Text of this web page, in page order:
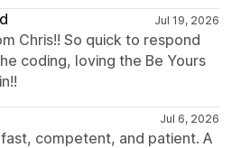
Jul 19, 2026
Chris!! So quick to respond
coding, loving the Be Yours
Jul 6, 2026
competent, and patient. A